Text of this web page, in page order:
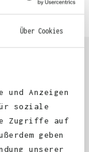
Über Cookies
und Anzeigen
soziale
Zugriffe auf
geben
unserer
Seite aus und
per E-Mail oder
🫶